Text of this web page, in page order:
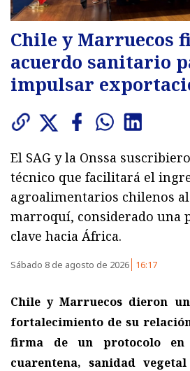
Chile y Marruecos
acuerdo sanitario
impulsar
El SAG y la Onssa
técnico que facilitará el
agroalimentarios chilenos
marroquí, considerado una
clave hacia África.
Sábado 8 de agosto de 2026 16:17
Chile y Marruecos dieron
fortalecimiento de su
firma de un protocolo
cuarentena, sanidad